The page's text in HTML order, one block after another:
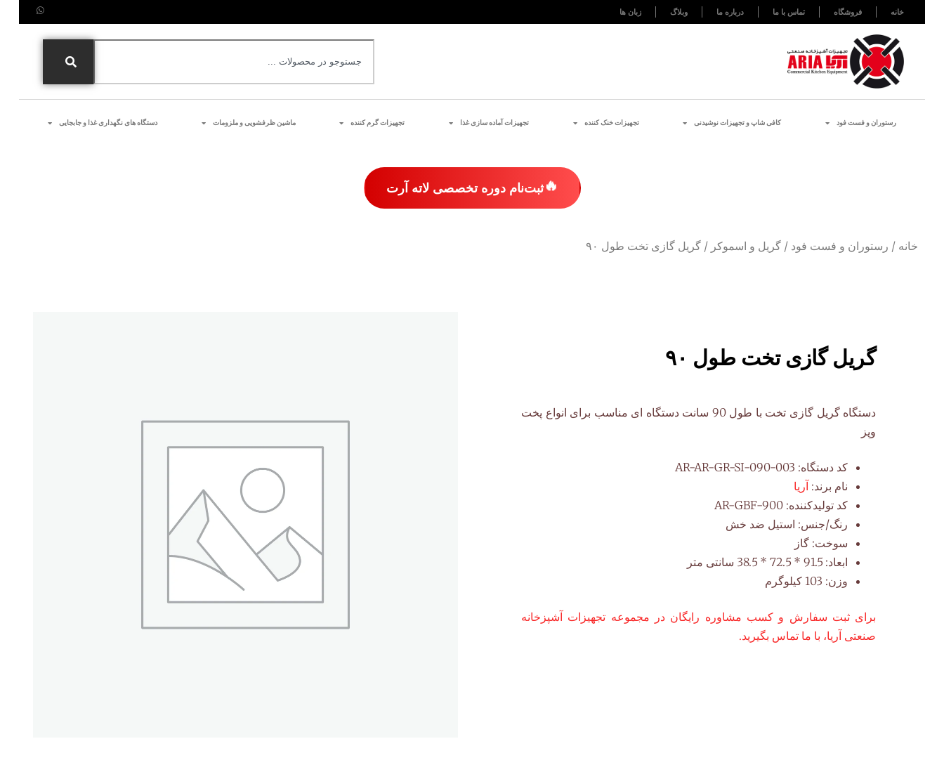
خانه فروشگاه تماس با ما درباره ما وبلاگ زبان ها
رستوران و فست فود کافی شاپ و تجهیزات نوشیدنی تجهیزات خنک کننده تجهیزات آماده سازی غذا تجهیزات گرم کننده ماشین ظرفشویی و ملزومات دستگاه های نگهداری غذا و جابجایی
🔥ثبت‌نام دوره تخصصی لاته آرت
خانه / رستوران و فست فود / گریل و اسموکر / گریل گازی تخت طول ۹۰
گریل گازی تخت طول ۹۰
دستگاه گریل گازی تخت با طول 90 سانت دستگاه ای مناسب برای انواع پخت
وپز
کد دستگاه: AR-AR-GR-SI-090-003
نام برند: آریا
کد تولیدکننده: AR-GBF-900
رنگ/جنس: استیل ضد خش
سوخت: گاز
ابعاد: 91.5 * 72.5 * 38.5 سانتی متر
وزن: 103 کیلوگرم
برای ثبت سفارش و کسب مشاوره رایگان در مجموعه تجهیزات آشپزخانه
صنعتی آریا، با ما تماس بگیرید.